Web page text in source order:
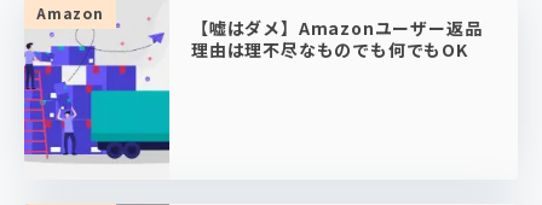
Amazon
【嘘はダメ】Amazonユーザー返品
理由は理不尽なものでも何でもOK